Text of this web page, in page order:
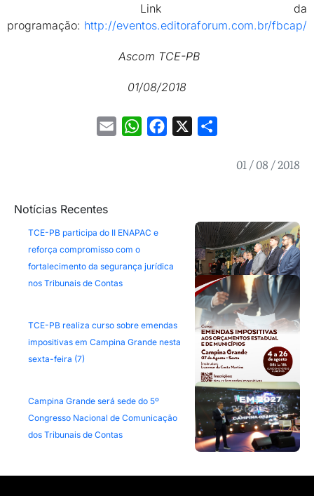
Link da
programação: http://eventos.editoraforum.com.br/fbcap/
Ascom TCE-PB
01/08/2018
Email WhatsAppFacebook
01 / 08 / 2018
Notícias Recentes
TCE-PB participa do II ENAPAC e
reforça compromisso com o
fortalecimento da segurança jurídica
nos Tribunais de Contas
TCE-PB realiza curso sobre emendas
impositivas em Campina Grande nesta
sexta-feira (7)
Campina Grande será sede do 5º
Congresso Nacional de Comunicação
dos Tribunais de Contas